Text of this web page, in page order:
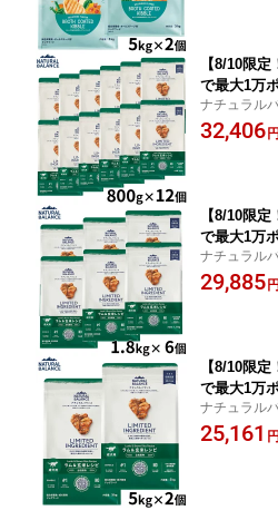
【8/10限
で最大1万
バランス
＆玄米
ナチュラル
用 ラム＆玄
32,406 円
【8/10限
で最大1万
バランス
＆玄米
ナチュラル
用 ラム＆玄
29,885 円
【8/10限
で最大1万
バランス
＆玄米 5kg
ナチュラル
用 ラム＆玄
25,161 円